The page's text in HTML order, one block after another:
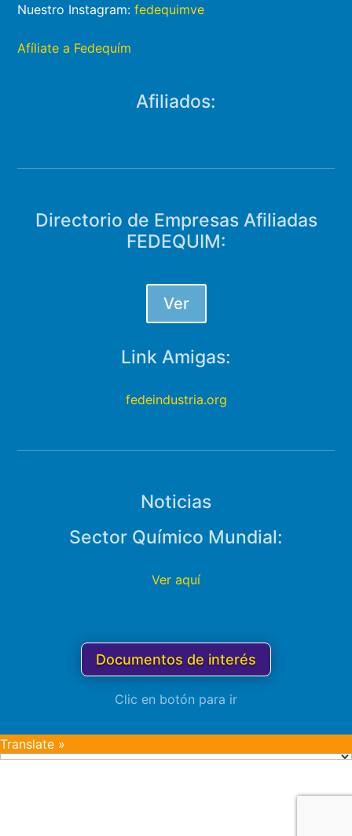
Nuestro Instagram:fedequimve
Afíliate a Fedequím
Afiliados:
Directorio de Empresas Afiliadas
FEDEQUIM:
Ver
Link Amigas:
fedeindustria.org
Noticias
Sector Químico Mundial:
Ver aquí
Documentos de interés
Clic en botón para ir
Translate »